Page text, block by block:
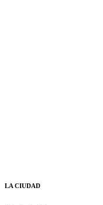
LA CIUDAD